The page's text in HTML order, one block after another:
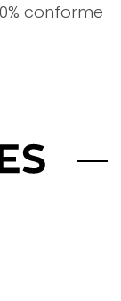
conforme